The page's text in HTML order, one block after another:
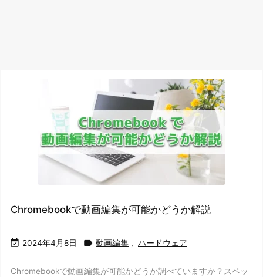
Chromebookで動画編集が可能かどうか解説
 2024年4月8日  動画編集 , ハードウェア
Chromebookで動画編集が可能かどうか調べていますか？スペッ